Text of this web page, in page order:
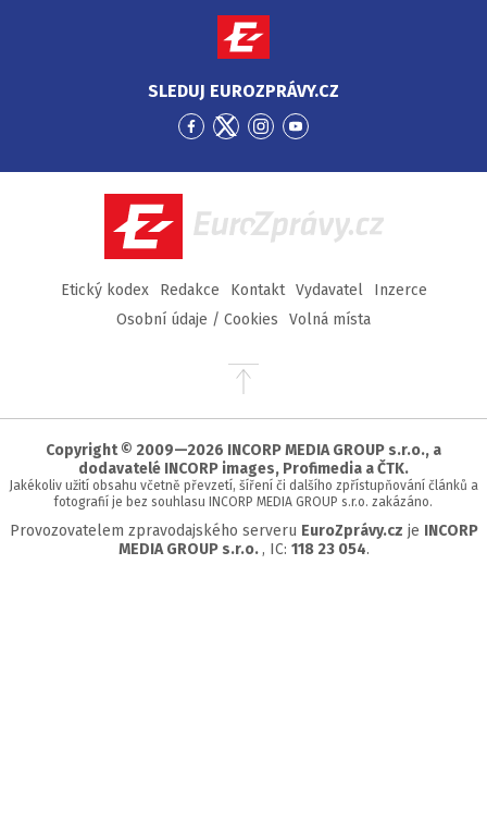
SLEDUJ EUROZPRÁVY.CZ
Přejít
Facebook
Přejít
Twitter
Přejít
Instagram
Přejít
YouTube
EuroZprávy.cz
Etický kodex Redakce Kontakt Vydavatel
Inzerce
Osobní údaje / Cookies
Volná místa
Přejít
stránky
Copyright © 2009—2026 INCORP MEDIA GROUP s.r.o., a
dodavatelé INCORP images, Profimedia a ČTK.
Jakékoliv užití obsahu včetně převzetí, šíření či dalšího zpřístupňování článků a
fotografií je bez souhlasu INCORP MEDIA GROUP s.r.o. zakázáno.
Provozovatelem zpravodajského serveru EuroZprávy.cz je INCORP
MEDIA GROUP s.r.o., IC: 118 23 054.